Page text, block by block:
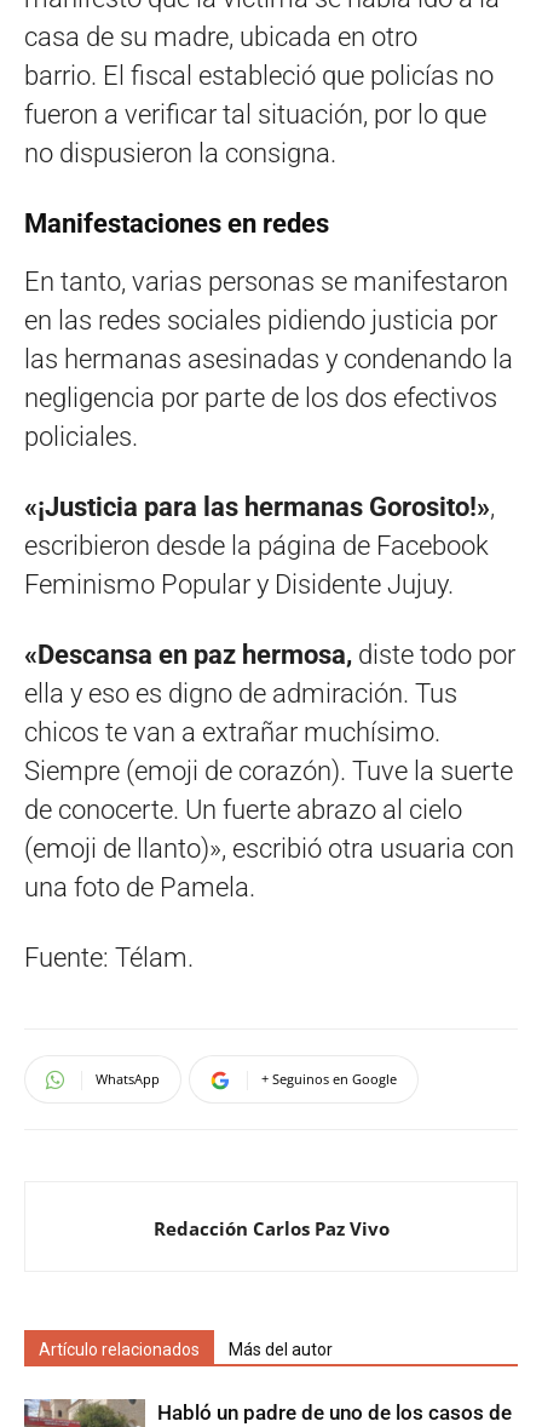
casa de su madre, ubicada en otro
barrio. El fiscal estableció que policías no
fueron a verificar tal situación, por lo que
no dispusieron la consigna.
Manifestaciones en redes
En tanto, varias personas se manifestaron
en las redes sociales pidiendo justicia por
las hermanas asesinadas y condenando la
negligencia por parte de los dos efectivos
policiales.
«¡Justicia para las hermanas Gorosito!»,
escribieron desde la página de Facebook
Feminismo Popular y Disidente Jujuy.
«Descansa en paz hermosa, diste todo por
ella y eso es digno de admiración. Tus
chicos te van a extrañar muchísimo.
Siempre (emoji de corazón). Tuve la suerte
de conocerte. Un fuerte abrazo al cielo
(emoji de llanto)», escribió otra usuaria con
una foto de Pamela.
Fuente: Télam.
WhatsApp + Seguinos en Google
Redacción Carlos Paz Vivo
Artículo relacionados Más del autor
Habló un padre de uno de los casos de